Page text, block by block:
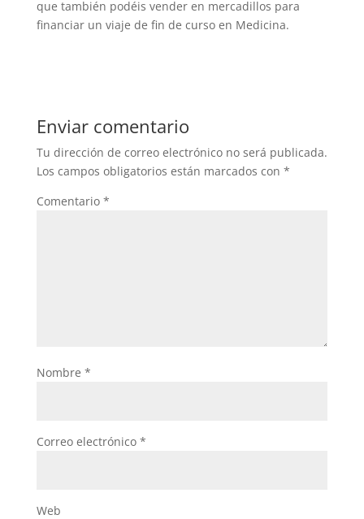
que también podéis vender en mercadillos para
financiar un viaje de fin de curso en Medicina.
Enviar comentario
Tu dirección de correo electrónico no será publicada.
Los campos obligatorios están marcados con *
Comentario *
Nombre *
Correo electrónico *
Web